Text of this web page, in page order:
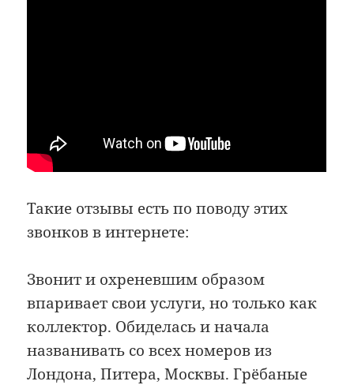
Такие отзывы есть по поводу этих
звонков в интернете:
Звонит и охреневшим образом
впаривает свои услуги, но только как
коллектор. Обиделась и начала
названивать со всех номеров из
Лондона, Питера, Москвы. Грёбаные